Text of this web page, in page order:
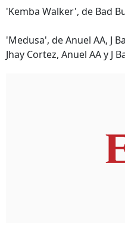
'Kemba Walker', de Bad
'Medusa', de Anuel AA, J
Jhay Cortez, Anuel AA y J